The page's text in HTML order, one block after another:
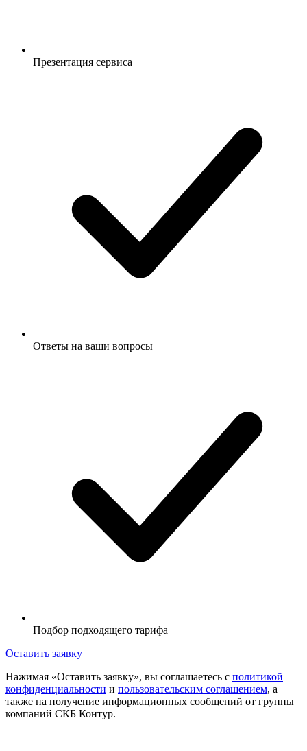
Презентация сервиса
Ответы на ваши вопросы
Подбор подходящего тарифа
Оставить заявку
Нажимая «Оставить заявку», вы соглашаетесь с политикой
конфиденциальности и пользовательским соглашением, а
также на получение информационных сообщений от группы
компаний СКБ Контур.